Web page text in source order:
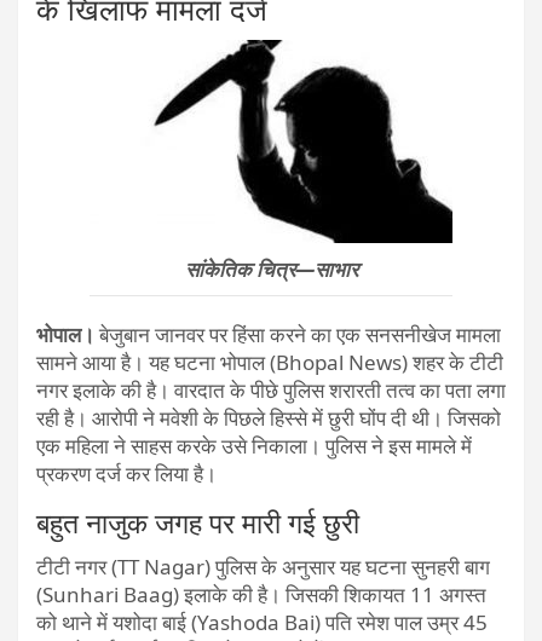
के खिलाफ मामला दर्ज
सांकेतिक चित्र—साभार
भोपाल। बेजुबान जानवर पर हिंसा करने का एक सनसनीखेज मामला
सामने आया है। यह घटना भोपाल (Bhopal News) शहर के टीटी
नगर इलाके की है। वारदात के पीछे पुलिस शरारती तत्व का पता लगा
रही है। आरोपी ने मवेशी के पिछले हिस्से में छुरी घोंप दी थी। जिसको
एक महिला ने साहस करके उसे निकाला। पुलिस ने इस मामले में
प्रकरण दर्ज कर लिया है।
बहुत नाजुक जगह पर मारी गई छुरी
टीटी नगर (TT Nagar) पुलिस के अनुसार यह घटना सुनहरी बाग
(Sunhari Baag) इलाके की है। जिसकी शिकायत 11 अगस्त
को थाने में यशोदा बाई (Yashoda Bai) पति रमेश पाल उम्र 45